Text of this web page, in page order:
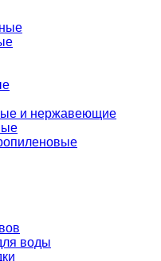
и нержавеющие
воды